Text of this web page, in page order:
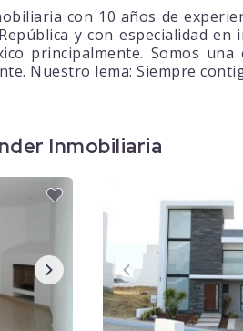
con 10 años de
y con especialidad en
principalmente. Somos
Nuestro lema: Siempre
Inmobiliaria